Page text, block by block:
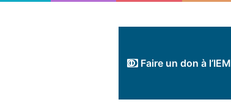
Faire un don à l’IEM